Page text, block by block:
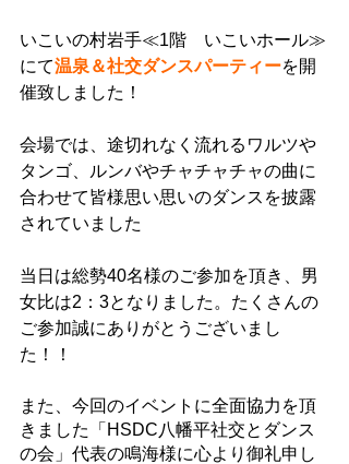
いこいの村岩手≪1階　いこいホール≫
にて温泉＆社交ダンスパーティーを開
催致しました！
会場では、途切れなく流れるワルツや
タンゴ、ルンバやチャチャチャの曲に
合わせて皆様思い思いのダンスを披露
されていました
当日は総勢40名様のご参加を頂き、男
女比は2：3となりました。たくさんの
ご参加誠にありがとうございまし
た！！
また、今回のイベントに全面協力を頂
きました「HSDC八幡平社交とダンス
の会」代表の鳴海様に心より御礼申し